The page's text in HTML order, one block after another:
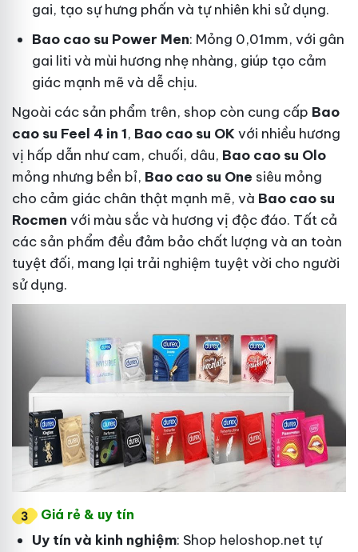
gai, tạo sự hưng phấn và tự nhiên khi sử dụng.
Bao cao su Power Men: Mỏng 0,01mm, với gân
gai liti và mùi hương nhẹ nhàng, giúp tạo cảm
giác mạnh mẽ và dễ chịu.
Ngoài các sản phẩm trên, shop còn cung cấp Bao
cao su Feel 4 in 1, Bao cao su OKvới nhiều hương
vị hấp dẫn như cam, chuối, dâu, Bao cao su Olo
mỏng nhưng bền bỉ, Bao cao su One siêu mỏng
cho cảm giác chân thật mạnh mẽ, và Bao cao su
Rocmen với màu sắc và hương vị độc đáo. Tất cả
các sản phẩm đều đảm bảo chất lượng và an toàn
tuyệt đối, mang lại trải nghiệm tuyệt vời cho người
sử dụng.
Giá rẻ & uy tín
Uy tín và kinh nghiệm: Shop heloshop.net tự